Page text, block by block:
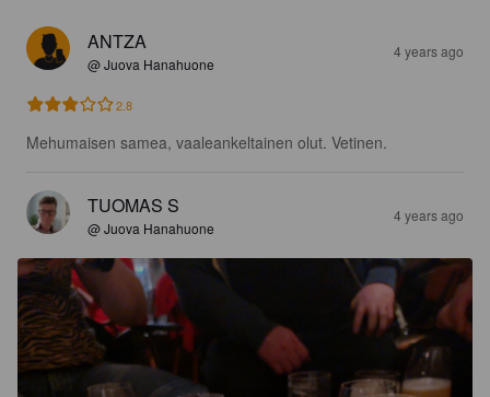
ANTZA
@ Juova Hanahuone
4 years ago
2.8
Mehumaisen samea, vaaleankeltainen olut. Vetinen.
TUOMAS S
@ Juova Hanahuone
4 years ago